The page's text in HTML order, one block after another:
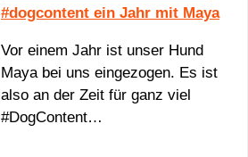
#dogcontent ein Jahr mit Maya
Vor einem Jahr ist unser Hund
Maya bei uns eingezogen. Es ist
also an der Zeit für ganz viel
#DogContent…